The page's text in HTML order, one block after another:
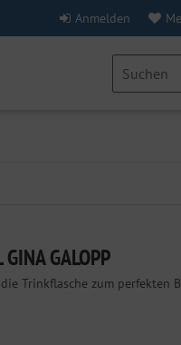
Anmelden
GALOPP
Trinkflasche zum perfekten